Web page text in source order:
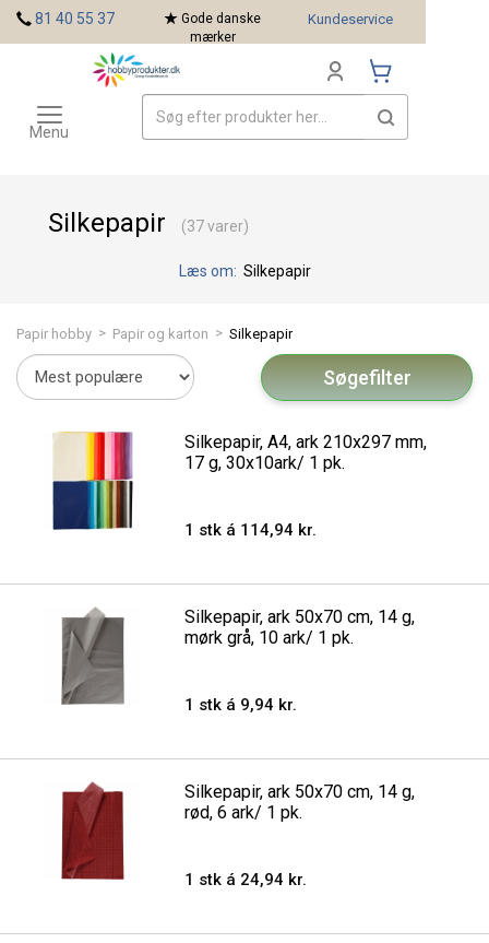
Silkepapir (37 varer)
Læs om: Silkepapir
Papir hobby > Papir og karton > Silkepapir
Søgefilter
Silkepapir, A4, ark 210x297 mm,
17 g, 30x10ark/ 1 pk.
1 stk á 114,94 kr.
Silkepapir, ark 50x70 cm, 14 g,
mørk grå, 10 ark/ 1 pk.
1 stk á 9,94 kr.
Silkepapir, ark 50x70 cm, 14 g,
rød, 6 ark/ 1 pk.
1 stk á 24,94 kr.
81 40 55 37
Gode danske
mærker
Kundeservice
Toggle
navigation
Menu
Mærker